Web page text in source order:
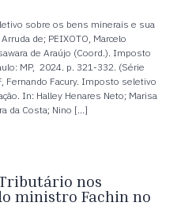
sobre os bens minerais e sua
de; PEIXOTO, Marcelo
de Araújo (Coord.). Imposto
MP, 2024. p. 321-332. (Série
Fernando Facury. Imposto seletivo
In: Halley Henares Neto; Marisa
da Costa; Nino […]
nos
ministro Fachin no